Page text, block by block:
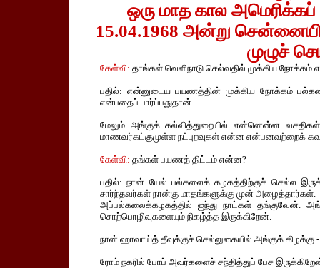
ஒரு மாத கால
15.04.1968 அன்று
முழுச்
கேள்வி: தாங்கள் வெளிநாடு செல்வதில் முக்கிய நோக்கம்
பதில்: என்னுடைய பயணத்தின் முக்கிய நோக்கம்
என்பதைப் பார்ப்பதுதான்.
மேலும் அங்குக் கல்வித்துறையில் என்னென்ன வசதிகள்
மாணவர்கட்குமுள்ள நட்புறவுகள் என்ன என்பனவற்றைக்
கேள்வி: தங்கள் பயணத் திட்டம் என்ன?
பதில்: நான் யேல் பல்கலைக் கழகத்திற்குச் செல்ல
சார்ந்தவர்கள் நான்கு மாதங்களுக்கு முன் அழைத்தார்கள்.
அப்பல்கலைக்கழகத்தில் ஐந்து நாட்கள் தங்குவேன்.
சொற்பொழிவுகளையும் நிகழ்த்த இருக்கிறேன்.
நான் ஹாவாய்த் தீவுக்குச் செல்லுகையில் அங்குக் கிழக்கு
ரோம் நகரில் போப் அவர்களைச் சந்தித்துப் பேச